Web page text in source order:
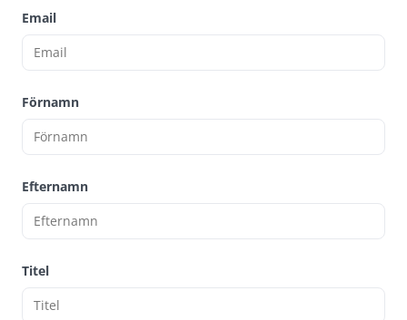
Email
Förnamn
Efternamn
Titel